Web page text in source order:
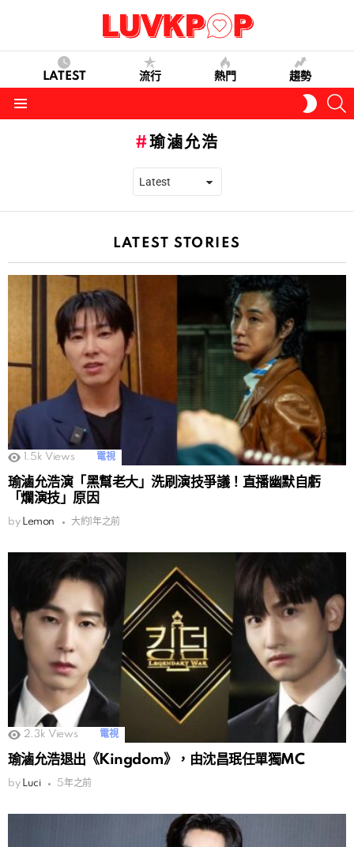
LATEST 流行 熱門 趨勢
SKIN
瑜滷允浩
LATEST STORIES
1.5k Views 電視
瑜滷允浩演「黑幫老大」洗刷演技爭議！直播幽默自虧
「爛演技」原因
by Lemon 大約1年之前
2.3k Views 電視
瑜滷允浩退出《Kingdom》，由沈昌珉任單獨MC
by Luci 5年之前